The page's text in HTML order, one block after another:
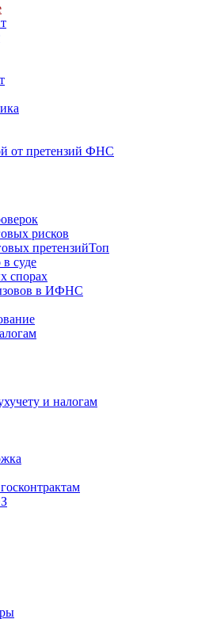
от претензий ФНС
рисков
претензийТоп
в суде
спорах
в ИФНС
и налогам